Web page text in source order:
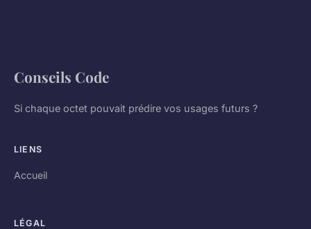
Conseils Code
Si chaque octet pouvait prédire vos usages futurs ?
LIENS
Accueil
LÉGAL